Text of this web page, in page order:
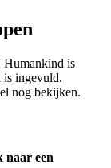
Humankind is
is ingevuld.
nog bekijken.
naar een